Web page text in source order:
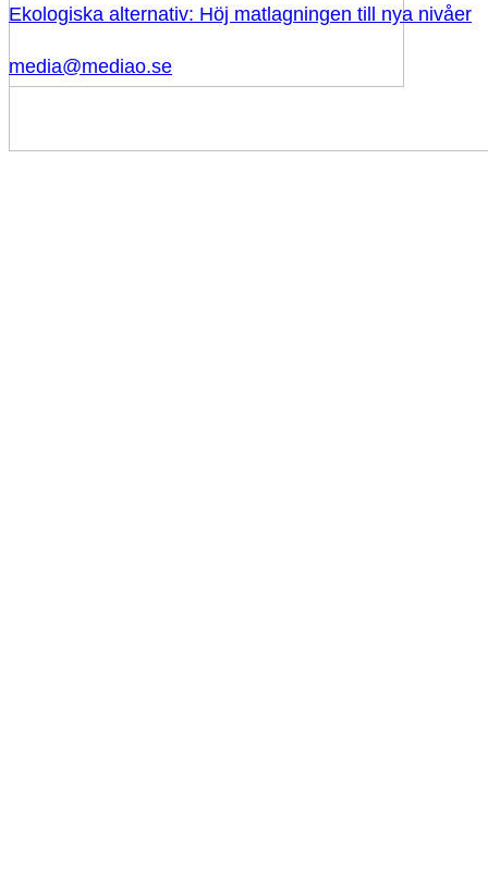
Ekologiska alternativ: Höj matlagningen till nya nivåer
media@mediao.se